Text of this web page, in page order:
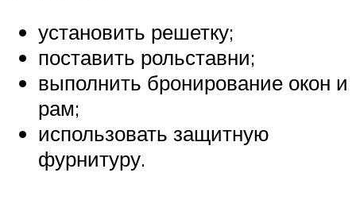
установить решетку;
поставить рольставни;
выполнить бронирование окон и
рам;
использовать защитную
фурнитуру.